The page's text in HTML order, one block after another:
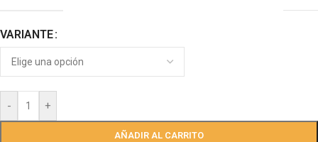
VARIANTE
- +
AÑADIR AL CARRITO